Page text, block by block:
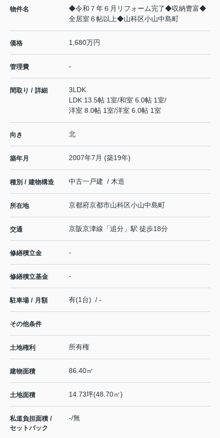
物件名
◆令和７年６月リフォーム完了◆収納豊富◆
全居室６帖以上◆山科区小山中島町
価格 1,680万円
管理費 -
間取り / 詳細
3LDK
LDK 13.5帖 1室/和室 6.0帖 1室/
洋室 8.0帖 1室/洋室 6.0帖 1室
向き 北
築年月 2007年7月 (築19年)
種別 / 建物構造 中古一戸建 / 木造
所在地 京都府京都市山科区小山中島町
交通 京阪京津線 「追分 」駅 徒歩18分
修繕積立金 -
修繕積立基金 -
駐車場 / 月額 有(1台) / -
その他条件
土地権利 所有権
建物面積 86.40㎡
土地面積 14.73坪(48.70㎡)
私道負担面積 /
セットバック
-/無